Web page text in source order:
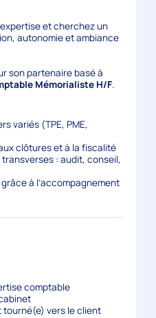
et cherchez un
autonomie et ambiance
son partenaire basé à
Mémorialiste H/F.
variés (TPE, PME,
clôtures et à la fiscalité
: audit, conseil,
à l’accompagnement
comptable
vers le client